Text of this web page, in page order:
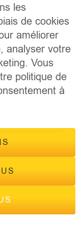
les
de cookies
améliorer
analyser votre
Vous
politique de
à